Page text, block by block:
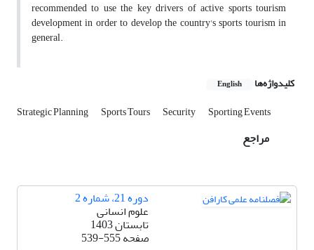
recommended to use the key drivers of active sports tourism
development in order to develop the country's sports tourism in
general.
کلیدواژه‌ها English
Strategic Planning Sports Tours Security Sporting Events
مراجع
دوره 21، شماره 2
علوم انسانی
تابستان 1403
صفحه539-555